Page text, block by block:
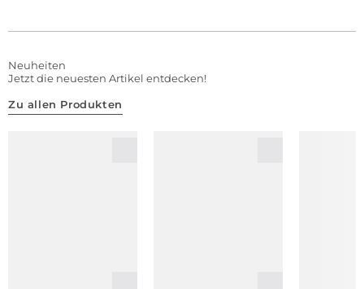
Neuheiten
Jetzt die neuesten Artikel entdecken!
Zu allen Produkten